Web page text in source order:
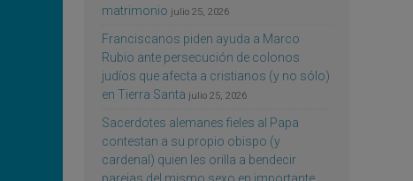
matrimonio julio 25, 2026
Franciscanos piden ayuda a Marco
Rubio ante persecución de colonos
judíos que afecta a cristianos (y no sólo)
en Tierra Santa julio 25, 2026
Sacerdotes alemanes fieles al Papa
contestan a su propio obispo (y
cardenal) quien les orilla a bendecir